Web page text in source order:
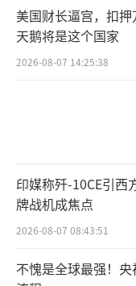
美国财长逼宫，扣
天鹅将是这个国家
2026-08-07 14:25:38
印媒称歼-10CE引西
牌战机成焦点
2026-08-07 08:43:51
不愧是全球最强！